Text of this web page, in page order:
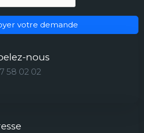
votre demande
nous
58 02 02